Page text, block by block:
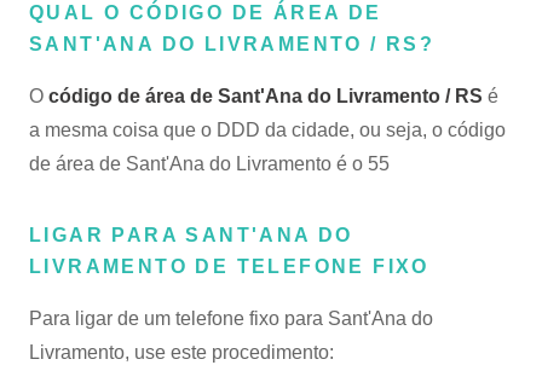
QUAL O CÓDIGO DE ÁREA DE
SANT'ANA DO LIVRAMENTO / RS?
O código de área de Sant'Ana do Livramento / RS é
a mesma coisa que o DDD da cidade, ou seja, o código
de área de Sant'Ana do Livramento é o 55
LIGAR PARA SANT'ANA DO
LIVRAMENTO DE TELEFONE FIXO
Para ligar de um telefone fixo para Sant'Ana do
Livramento, use este procedimento: